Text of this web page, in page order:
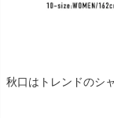
秋口はトレンドのシ